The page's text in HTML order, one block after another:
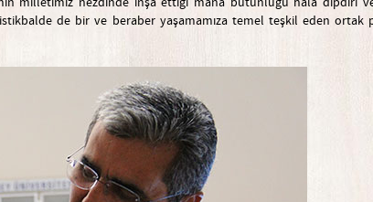
de bir ve beraber yaşamamıza temel teşkil eden ortak